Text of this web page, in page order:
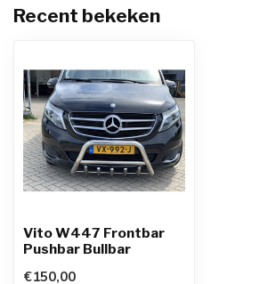
Recent bekeken
Vito W447 Frontbar
Pushbar Bullbar
€150,00